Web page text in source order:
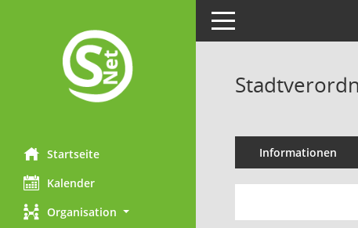
Startseite
Kalender
Organisation
Toggle navigation
Informationen